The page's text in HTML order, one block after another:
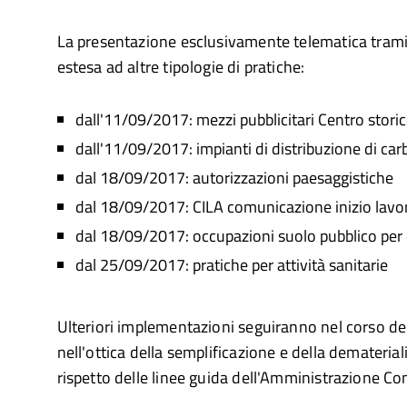
La presentazione esclusivamente telematica
estesa ad altre tipologie di pratiche:
dall'11/09/2017: mezzi pubblicitari Centro
dall'11/09/2017: impianti di distribuzione di
dal 18/09/2017: autorizzazioni paesaggistiche
dal 18/09/2017: CILA comunicazione inizio
dal 18/09/2017: occupazioni suolo pubblico per
dal 25/09/2017: pratiche per attività sanitarie
Ulteriori implementazioni seguiranno nel corso
nell'ottica della semplificazione e della
rispetto delle linee guida dell'Amministrazione